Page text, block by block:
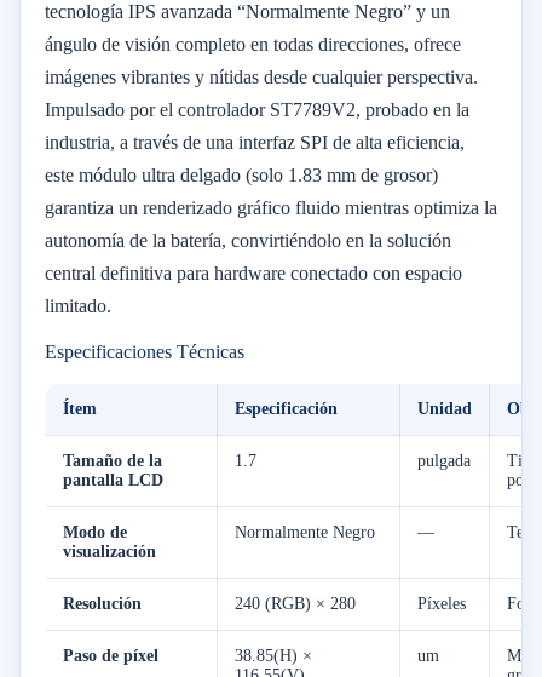
tecnología IPS avanzada “Normalmente Negro” y un
ángulo de visión completo en todas direcciones, ofrece
imágenes vibrantes y nítidas desde cualquier perspectiva.
Impulsado por el controlador ST7789V2, probado en la
industria, a través de una interfaz SPI de alta eficiencia,
este módulo ultra delgado (solo 1.83 mm de grosor)
garantiza un renderizado gráfico fluido mientras optimiza la
autonomía de la batería, convirtiéndolo en la solución
central definitiva para hardware conectado con espacio
limitado.
Especificaciones Técnicas
Ítem Especificación Unidad
Tamaño de la
pantalla LCD
1.7 pulgada
Tipo
Modo de
visualización
Normalmente Negro —
Resolución 240 (RGB) × 280 Píxeles
Paso de píxel
38.85(H) ×
um